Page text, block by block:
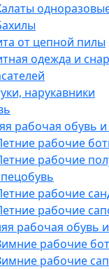
от цепной пилы
одежда и
нарукавники
рабочая обувь
рабочие
рабочие
рабочие
рабочие
рабочая обувь
рабочие
рабочие